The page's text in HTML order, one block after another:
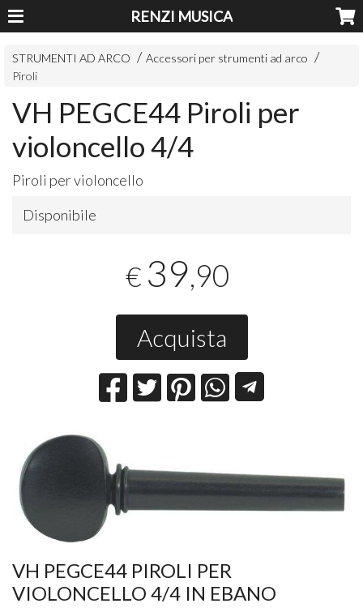
RENZI MUSICA
STRUMENTI AD ARCO
Accessori per strumenti ad arco
Piroli
VH PEGCE44 Piroli per
violoncello 4/4
Piroli per violoncello
Disponibile
€ 39,90
Acquista
VH PEGCE44 PIROLI PER
VIOLONCELLO 4/4 IN EBANO